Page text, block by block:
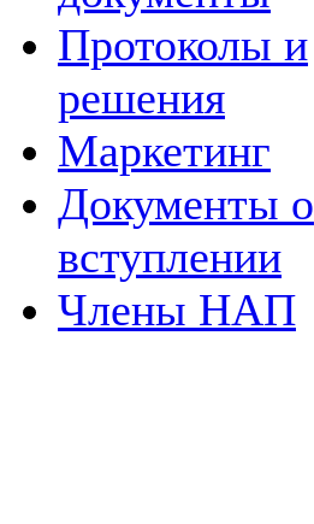
Протоколы и
решения
Маркетинг
Документы о
вступлении
Члены НАП